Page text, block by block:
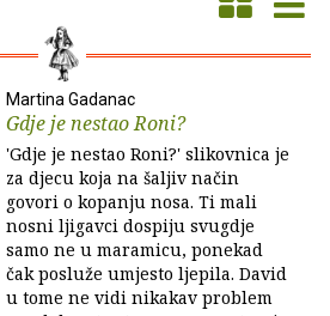
Martina Gadanac
Gdje je nestao Roni?
'Gdje je nestao Roni?' slikovnica je
za djecu koja na šaljiv način
govori o kopanju nosa. Ti mali
nosni ljigavci dospiju svugdje
samo ne u maramicu, ponekad
čak posluže umjesto ljepila. David
u tome ne vidi nikakav problem